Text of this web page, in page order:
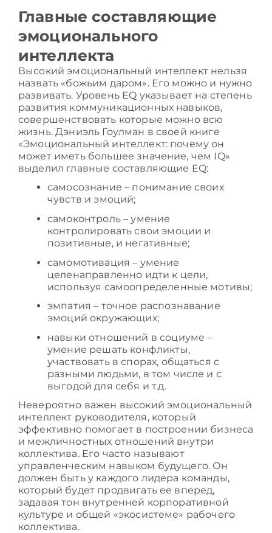
Главные составляющие
эмоционального
интеллекта
Высокий эмоциональный интеллект нельзя
назвать «божьим даром». Его можно и нужно
развивать. Уровень EQ указывает на степень
развития коммуникационных навыков,
совершенствовать которые можно всю
жизнь. Дэниэль Гоулман в своей книге
«Эмоциональный интеллект: почему он
может иметь большее значение, чем IQ»
выделил главные составляющие EQ:
самосознание – понимание своих
чувств и эмоций;
самоконтроль – умение
контролировать свои эмоции и
позитивные, и негативные;
самомотивация – умение
целенаправленно идти к цели,
используя самоопределенные мотивы;
эмпатия – точное распознавание
эмоций окружающих;
навыки отношений в социуме –
умение решать конфликты,
участвовать в спорах, общаться с
разными людьми, в том числе и с
выгодой для себя и т.д.
Невероятно важен высокийэмоциональный
интеллект руководителя , который
эффективно помогает в построении бизнеса
и межличностных отношений внутри
коллектива. Его часто называют
управленческим навыком будущего. Он
должен быть у каждого лидера команды,
который будет продвигать ее вперед,
задавая тон внутренней корпоративной
культуре и общей «экосистеме» рабочего
коллектива.